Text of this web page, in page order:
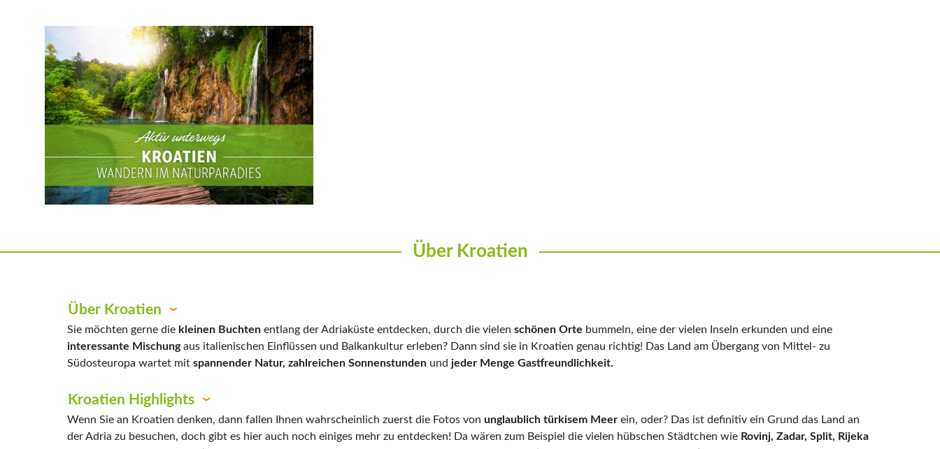
Über Kroatien
Über Kroatien
Sie möchten gerne die kleinen Buchten entlang der Adriaküste entdecken, durch die vielen schönen Orte bummeln, eine der vielen Inseln erkunden und eine
interessante Mischungaus italienischen Einflüssen und Balkankultur erleben? Dann sind sie in Kroatien genau richtig! Das Land am Übergang von Mittel- zu
Südosteuropa wartet mit spannender Natur, zahlreichen Sonnenstunden und jeder Menge Gastfreundlichkeit.
Kroatien Highlights
Wenn Sie an Kroatien denken, dann fallen Ihnen wahrscheinlich zuerst die Fotos von unglaublich türkisem Meer ein, oder? Das ist definitiv ein Grund das Land an
der Adria zu besuchen, doch gibt es hier auch noch einiges mehr zu entdecken! Da wären zum Beispiel die vielen hübschen Städtchen wie Rovinj, Zadar, Split, Rijeka